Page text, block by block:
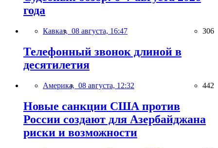
года
Кавказ, 08 августа, 16:47 306
Телефонный звонок длиной в
десятилетия
Америка, 08 августа, 12:32 442
Новые санкции США против
России создают для Азербайджана
риски и возможности